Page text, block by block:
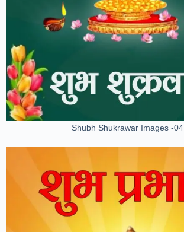
Shubh Shukrawar Images -04